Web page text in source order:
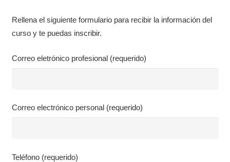
Rellena el siguiente formulario para recibir la información del
curso y te puedas inscribir.
Correo eletrónico profesional (requerido)
Correo electrónico personal (requerido)
Teléfono (requerido)